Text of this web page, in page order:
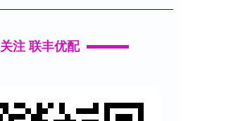
关注 联丰优配